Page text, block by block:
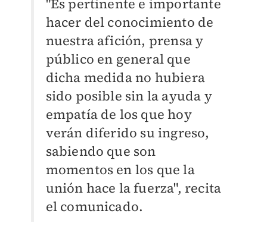
hacer del conocimiento de
nuestra afición, prensa y
público en general que
dicha medida no hubiera
sido posible sin la ayuda y
empatía de los que hoy
verán diferido su ingreso,
sabiendo que son
momentos en los que la
unión hace la fuerza", recita
el comunicado.